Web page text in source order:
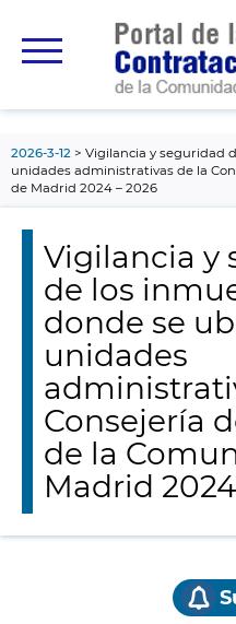
principal
2026-3-12
Vigilancia y seguridad
unidades administrativas de la
de Madrid 2024 – 2026
Vigilancia y
de los
donde se
unidades
Consejería
de la
Madrid